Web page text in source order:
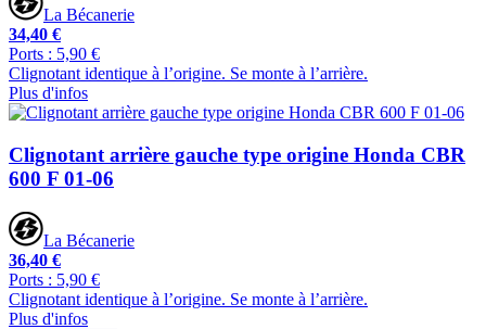
La Bécanerie
34,40 €
Ports : 5,90 €
Clignotant identique à l’origine. Se monte à l’arrière.
Plus d'infos
Clignotant arrière gauche type origine Honda CBR
600 F 01-06
La Bécanerie
36,40 €
Ports : 5,90 €
Clignotant identique à l’origine. Se monte à l’arrière.
Plus d'infos